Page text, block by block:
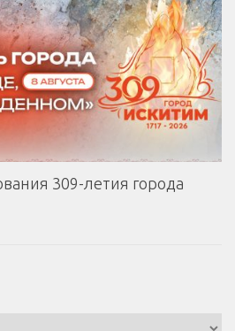
309-летия города